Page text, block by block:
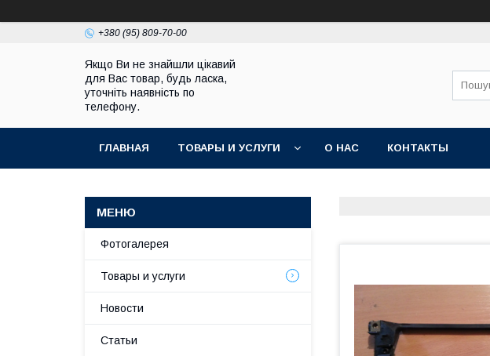
+380 (95) 809-70-00
Якщо Ви не знайшли цікавий
для Вас товар, будь ласка,
уточніть наявність по
телефону.
ГЛАВНАЯ ТОВАРЫ И УСЛУГИ О НАС КОНТАКТЫ
Фотогалерея
Товары и услуги
Новости
Статьи